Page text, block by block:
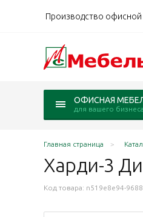
Производство
ОФИСНАЯ
для вашего бизнеса
Главная страница
Харди-3
Код товара: n519e8e94-